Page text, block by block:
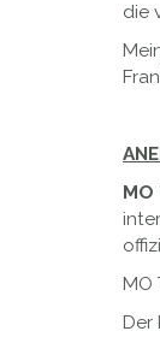
die
MO
Der